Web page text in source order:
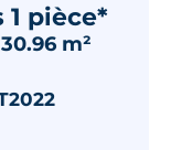
pièce*
30.96 m²